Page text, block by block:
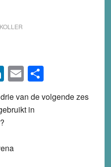
LinkedIn
EmailShare
van de volgende zes
in